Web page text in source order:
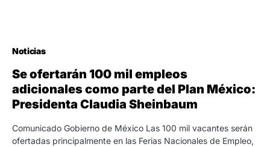
Noticias
Se ofertarán 100 mil empleos
adicionales como parte del Plan México:
Presidenta Claudia Sheinbaum
Comunicado Gobierno de México Las 100 mil vacantes serán
ofertadas principalmente en las Ferias Nacionales de Empleo,